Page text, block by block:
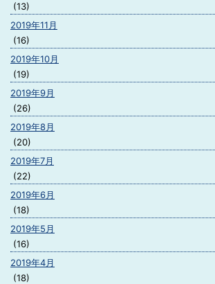
(13)
2019年11月
(16)
2019年10月
(19)
2019年9月
(26)
2019年8月
(20)
2019年7月
(22)
2019年6月
(18)
2019年5月
(16)
2019年4月
(18)